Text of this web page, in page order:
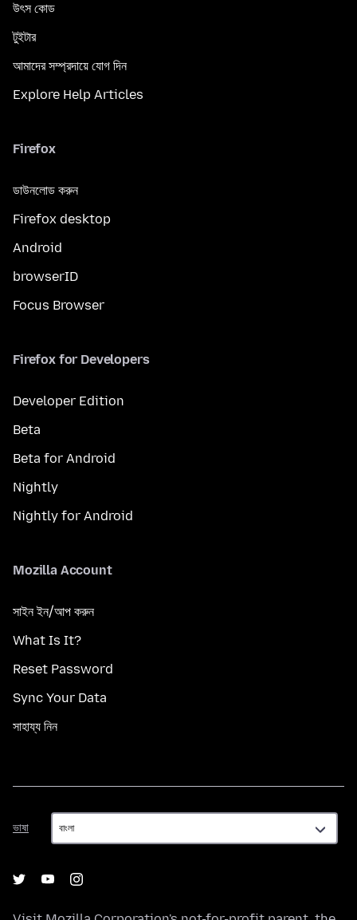
উৎস কোড
টুইটার
আমাদের সম্প্রদায়ে যোগ দিন
Explore Help Articles
Firefox
ডাউনলোড করুন
Firefox desktop
Android
browserID
Focus Browser
Firefox for Developers
Developer Edition
Beta
Beta for Android
Nightly
Nightly for Android
Mozilla Account
সাইন ইন/আপ করুন
What Is It?
Reset Password
Sync Your Data
সাহায্য নিন
ভাষা
ভাষা